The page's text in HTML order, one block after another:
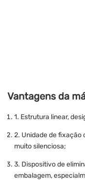
Vantagens da
1. Estrutura linear,
2. Unidade de fixação
muito silenciosa;
3. Dispositivo de
embalagem,